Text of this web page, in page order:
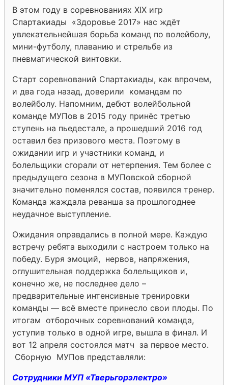
В этом году в соревнованиях XIX игр
Спартакиады «Здоровье 2017» нас ждёт
увлекательнейшая борьба команд по волейболу,
мини-футболу, плаванию и стрельбе из
пневматической винтовки.
Старт соревнований Спартакиады, как впрочем,
и два года назад, доверили командам по
волейболу. Напомним, дебют волейбольной
команде МУПов в 2015 году принёс третью
ступень на пьедестале, а прошедший 2016 год
оставил без призового места. Поэтому в
ожидании игр и участники команд, и
болельщики сгорали от нетерпения. Тем более с
предыдущего сезона в МУПовской сборной
значительно поменялся состав, появился тренер.
Команда жаждала реванша за прошлогоднее
неудачное выступление.
Ожидания оправдались в полной мере. Каждую
встречу ребята выходили с настроем только на
победу. Буря эмоций, нервов, напряжения,
оглушительная поддержка болельщиков и,
конечно же, не последнее дело –
предварительные интенсивные тренировки
команды — всё вместе принесло свои плоды. По
итогам отборочных соревнований команда,
уступив только в одной игре, вышла в финал. И
вот 12 апреля состоялся матч за первое место.
Сборную МУПов представляли:
Сотрудники МУП «Тверьгорэлектро»